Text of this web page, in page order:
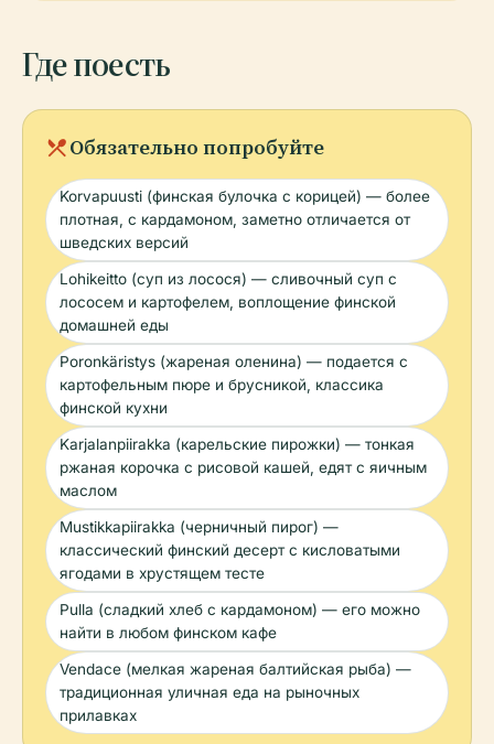
Где поесть
local_diningОбязательно попробуйте
Korvapuusti (финская булочка с корицей) — более
плотная, с кардамоном, заметно отличается от
шведских версий
Lohikeitto (суп из лосося) — сливочный суп с
лососем и картофелем, воплощение финской
домашней еды
Poronkäristys (жареная оленина) — подается с
картофельным пюре и брусникой, классика
финской кухни
Karjalanpiirakka (карельские пирожки) — тонкая
ржаная корочка с рисовой кашей, едят с яичным
маслом
Mustikkapiirakka (черничный пирог) —
классический финский десерт с кисловатыми
ягодами в хрустящем тесте
Pulla (сладкий хлеб с кардамоном) — его можно
найти в любом финском кафе
Vendace (мелкая жареная балтийская рыба) —
традиционная уличная еда на рыночных
прилавках